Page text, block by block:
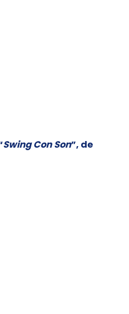
Swing Con Son”, de